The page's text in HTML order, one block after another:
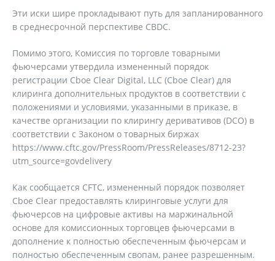
Эти иски шире прокладывают путь для запланированного
в среднесрочной перспективе CBDC.
Помимо этого, Комиссия по торговле товарными
фьючерсами утвердила измененный порядок
регистрации Cboe Clear Digital, LLC (Cboe Clear) для
клиринга дополнительных продуктов в соответствии с
положениями и условиями, указанными в приказе, в
качестве организации по клирингу деривативов (DCO) в
соответствии с Законом о товарных биржах
https://www.cftc.gov/PressRoom/PressReleases/8712-23?
utm_source=govdelivery
Как сообщается CFTC, измененный порядок позволяет
Cboe Clear предоставлять клиринговые услуги для
фьючерсов на цифровые активы на маржинальной
основе для комиссионных торговцев фьючерсами в
дополнение к полностью обеспеченным фьючерсам и
полностью обеспеченным свопам, ранее разрешенным.